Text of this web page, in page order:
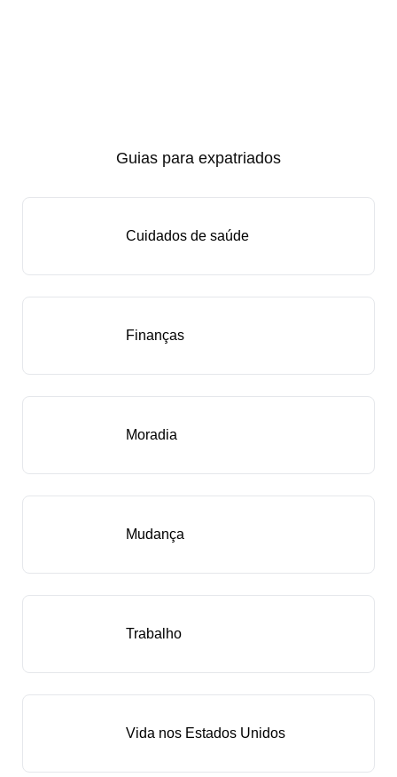
Guias para expatriados
Cuidados de saúde
Finanças
Moradia
Mudança
Trabalho
Vida nos Estados Unidos